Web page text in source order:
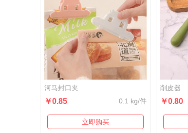
河马封口夹
￥0.85 0.1 kg/件
立即购买
削皮器
￥0.80